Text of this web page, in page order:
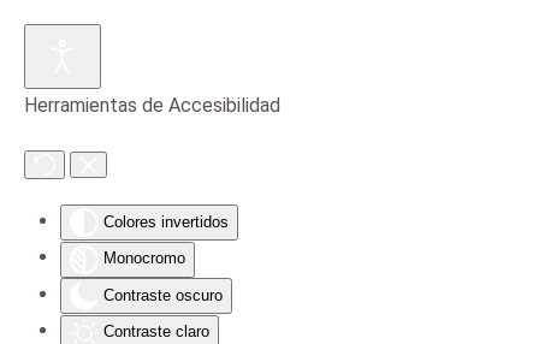
Herramientas de Accesibilidad
Colores invertidos
Monocromo
Contraste oscuro
Contraste claro